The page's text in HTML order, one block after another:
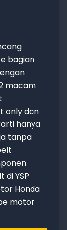
bagian
macam
only dan
hanya
tanpa
YSP
Honda
motor